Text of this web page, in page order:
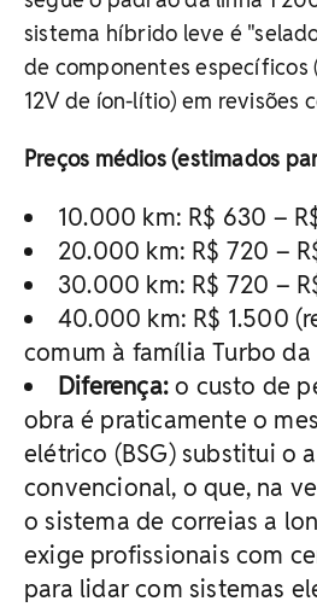
sistema híbrido leve é
de componentes específicos
12V de íon-lítio) em revisões
Preços médios (estimados
10.000 km: R$ 630 –
20.000 km: R$ 720 –
30.000 km: R$ 720 –
40.000 km: R$ 1.500
comum à família Turbo da
Diferença:o custo de
obra é praticamente o
elétrico (BSG) substitui o
convencional, o que, na
o sistema de correias a
exige profissionais com
para lidar com sistemas